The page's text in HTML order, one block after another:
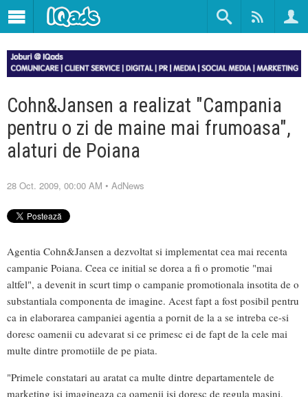
Cohn&Jansen a realizat "Campania
pentru o zi de maine mai frumoasa",
alaturi de Poiana
28 Oct. 2009, 00:00 AM • AdNews
Agentia Cohn&Jansen a dezvoltat si implementat cea mai recenta
campanie Poiana. Ceea ce initial se dorea a fi o promotie "mai
altfel", a devenit in scurt timp o campanie promotionala insotita de o
substantiala componenta de imagine. Acest fapt a fost posibil pentru
ca in elaborarea campaniei agentia a pornit de la a se intreba ce-si
doresc oamenii cu adevarat si ce primesc ei de fapt de la cele mai
multe dintre promotiile de pe piata.
"Primele constatari au aratat ca multe dintre departamentele de
marketing isi imagineaza ca oamenii isi doresc de regula masini,